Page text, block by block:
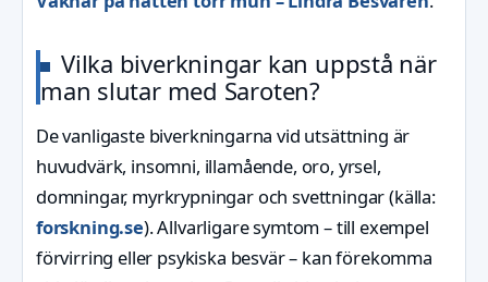
Vilka biverkningar kan uppstå när
man slutar med Saroten?
De vanligaste biverkningarna vid utsättning är
huvudvärk, insomni, illamående, oro, yrsel,
domningar, myrkrypningar och svettningar (källa:
forskning.se). Allvarligare symtom – till exempel
förvirring eller psykiska besvär – kan förekomma